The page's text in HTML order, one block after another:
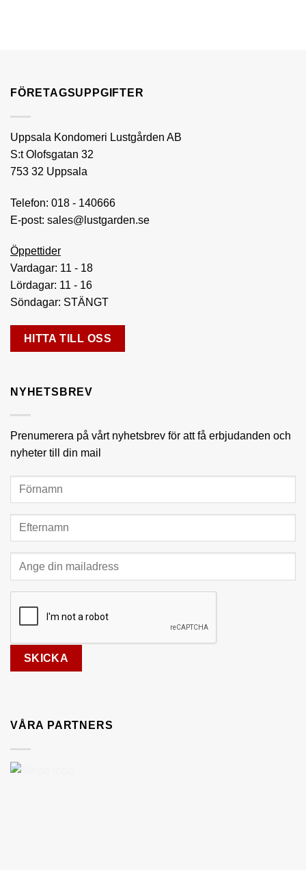
FÖRETAGSUPPGIFTER
Uppsala Kondomeri Lustgården AB
S:t Olofsgatan 32
753 32 Uppsala
Telefon: 018 - 140666
E-post: sales@lustgarden.se
Öppettider
Vardagar: 11 - 18
Lördagar: 11 - 16
Söndagar: STÄNGT
HITTA TILL OSS
NYHETSBREV
Prenumerera på vårt nyhetsbrev för att få erbjudanden och
nyheter till din mail
VÅRA PARTNERS